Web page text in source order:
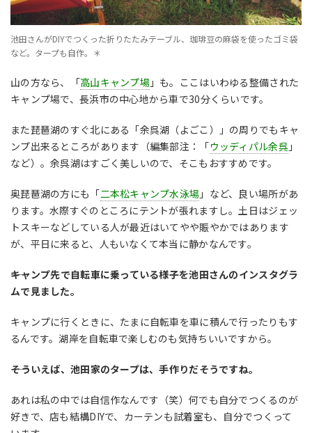
池田さんがDIYでつくった折りたたみテーブル、珈琲豆の麻袋を使ったゴミ袋
など。タープも自作。＊
山の方なら、「高山キャンプ場 」も。ここはいわゆる整備された
キャンプ場で、長浜市の中心地から車で30分くらいです。
また琵琶湖のすぐ北にある「余呉湖（よごこ）」の周りでもキャ
ンプ出来るところがあります（編集部注：「ウッディパル余呉」
など）。余呉湖はすごく美しいので、そこもおすすめです。
奥琵琶湖の方にも「二本松キャンプ水泳場 」など、良い場所があ
ります。水際すぐのところにテントが張れますし。土日はジェッ
トスキーなどしている人が最近はいてやや賑やかではあります
が、平日に来ると、人もいなくて本当に静かなんです。
――キャンプ先で自転車に乗っている様子を池田さんのインスタグラ
ムで見ました。
キャンプに行くときに、たまに自転車を車に積んで行ったりもす
るんです。湖岸を自転車で楽しむのも気持ちいいですから。
――そういえば、池田家のタープは、手作りだそうですね。
あれは私の中では自信作なんです（笑）何でも自分でつくるのが
好きで、店も結構DIYで、カーテンも試着室も、自分でつくって